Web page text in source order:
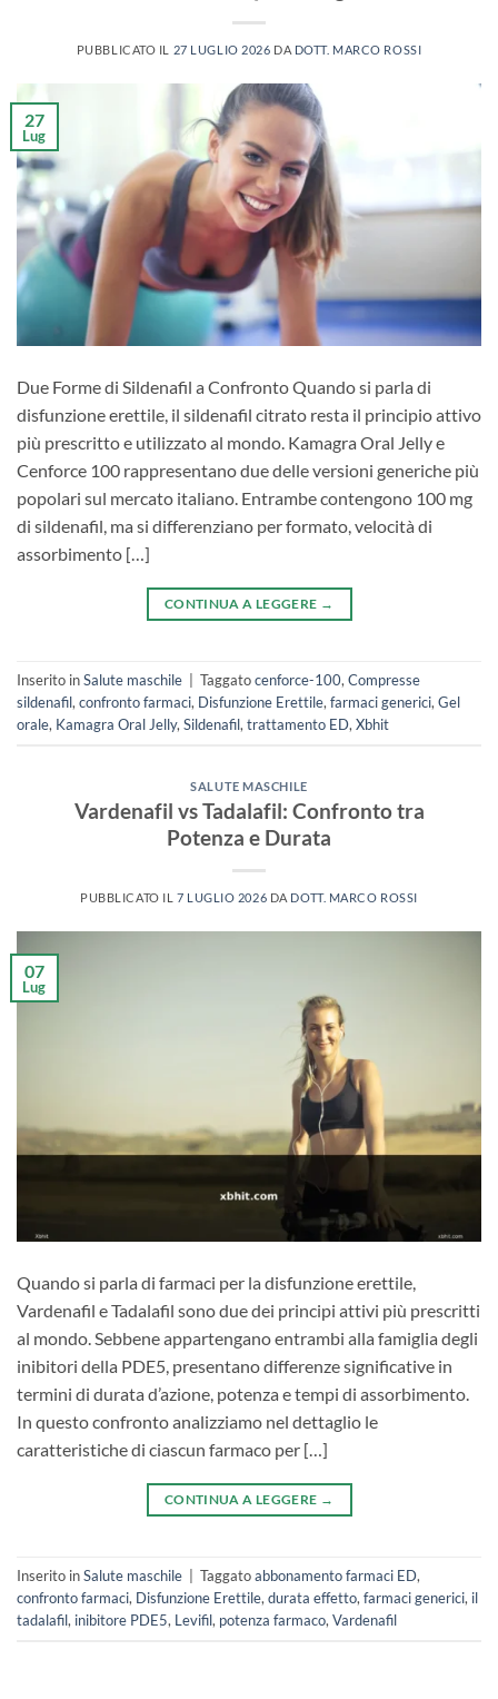
PUBBLICATO IL 27 LUGLIO 2026 DA DOTT. MARCO ROSSI
27
Lug
Due Forme di Sildenafil a Confronto Quando si parla di
disfunzione erettile, il sildenafil citrato resta il principio attivo
più prescritto e utilizzato al mondo. Kamagra Oral Jelly e
Cenforce 100 rappresentano due delle versioni generiche più
popolari sul mercato italiano. Entrambe contengono 100 mg
di sildenafil, ma si differenziano per formato, velocità di
assorbimento […]
CONTINUA A LEGGERE →
Inserito inSalute maschile Taggatocenforce-100, Compresse
sildenafil, confronto farmaci, Disfunzione Erettile, farmaci generici, Gel
orale, Kamagra Oral Jelly, Sildenafil, trattamento ED, Xbhit
SALUTE MASCHILE
Vardenafil vs Tadalafil: Confronto tra
Potenza e Durata
PUBBLICATO IL 7 LUGLIO 2026 DA DOTT. MARCO ROSSI
07
Lug
Quando si parla di farmaci per la disfunzione erettile,
Vardenafil e Tadalafil sono due dei principi attivi più prescritti
al mondo. Sebbene appartengano entrambi alla famiglia degli
inibitori della PDE5, presentano differenze significative in
termini di durata d’azione, potenza e tempi di assorbimento.
In questo confronto analizziamo nel dettaglio le
caratteristiche di ciascun farmaco per […]
CONTINUA A LEGGERE →
Inserito inSalute maschile Taggatoabbonamento farmaci ED,
confronto farmaci, Disfunzione Erettile,durata effetto,farmaci generici, il
tadalafil, inibitore PDE5, Levifil, potenza farmaco,Vardenafil